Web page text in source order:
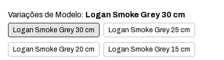
Variações de Modelo: Logan Smoke Grey 30 cm
Logan Smoke Grey 30 cm Logan Smoke Grey 25 cm
Logan Smoke Grey 20 cm Logan Smoke Grey 15 cm